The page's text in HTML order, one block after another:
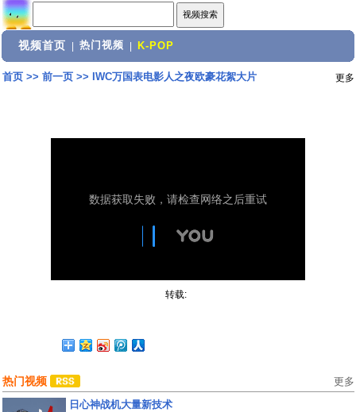
视频首页 热门视频 K-POP
首页>> 前一页>> IWC万国表电影人之夜欧豪花絮大片 更多
转载:
热门视频 更多
日心神战机大量新技术